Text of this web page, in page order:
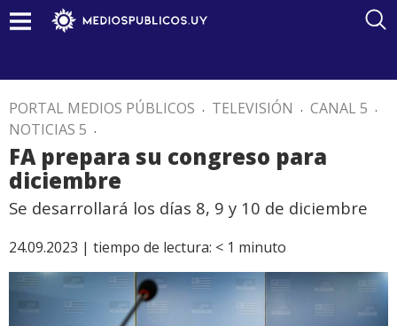
PORTAL MEDIOS PÚBLICOS . TELEVISIÓN . CANAL 5 .
NOTICIAS 5 .
FA prepara su congreso para
diciembre
Se desarrollará los días 8, 9 y 10 de diciembre
24.09.2023 | tiempo de lectura: < 1 minuto